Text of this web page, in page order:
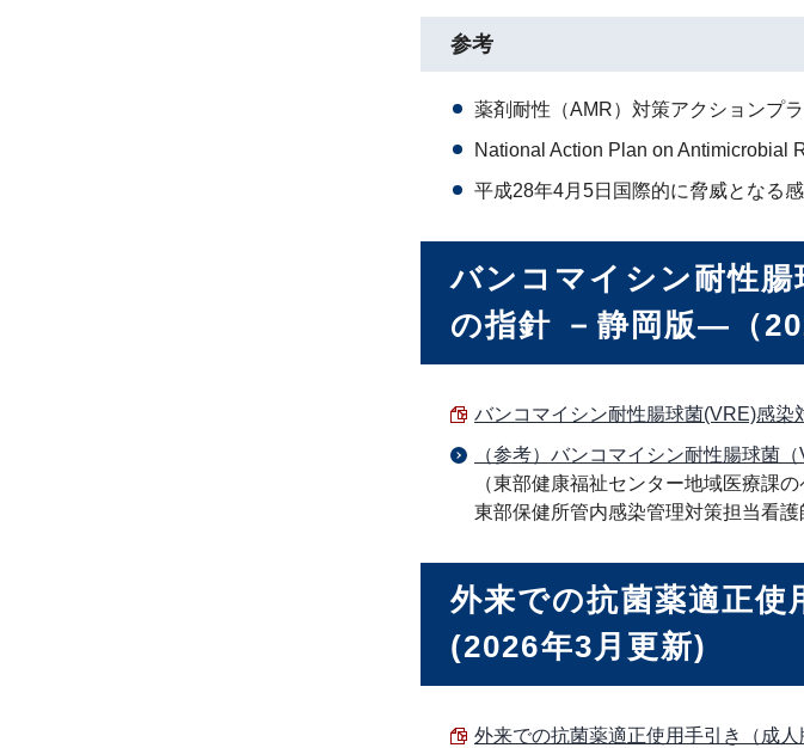
参考
薬剤耐性（AMR）対策アクションプ
National Action Plan on Antimicrobial
平成28年4月5日国際的に脅威となる
バンコマイシン耐性
の指針 －静岡版―（
バンコマイシン耐性腸球菌(VRE)感
（参考）バンコマイシン耐性腸球菌
（東部健康福祉センター地域医療課
東部保健所管内感染管理対策担当看
外来での抗菌薬適正
(2026年3月更新)
外来での抗菌薬適正使用手引き（成人